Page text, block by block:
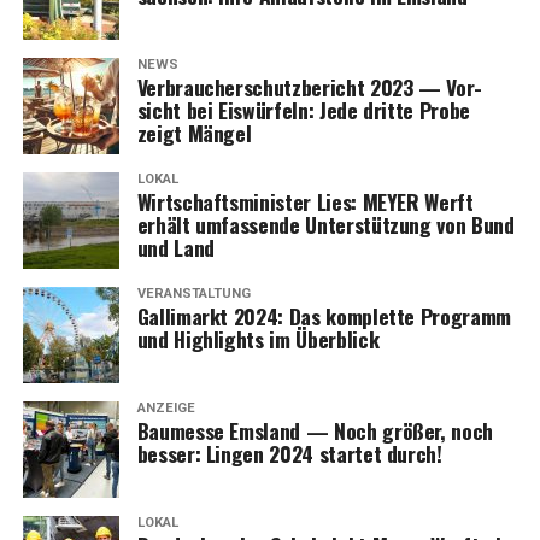
365 Tage im Jahr prä­sent: Ihr Part­ner
für Neu­bau, Umbau, Anbau, Sanie­rung und
NEWS
Ver­brau­cher­schutz­be­richt 2023 — Vor­
sicht bei Eis­wür­feln: Jede drit­te Pro­be
zeigt Mängel
LOKAL
Wirt­schafts­mi­nis­ter Lies: MEYER Werft
erhält umfas­sen­de Unter­stüt­zung von Bund
und Land
VERANSTALTUNG
Gal­li­markt 2024: Das kom­plet­te Pro­gramm
und High­lights im Überblick
ANZEIGE
Bau­mes­se Ems­land — Noch grö­ßer, noch
bes­ser: Lin­gen 2024 star­tet durch!
LOKAL